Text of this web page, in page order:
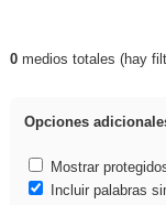
Resultados
0medios totales (hay
Opciones
Mostrar
Incluir palabras